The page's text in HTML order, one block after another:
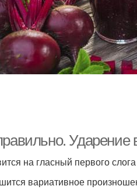
на глас­ный пер­во­го
вари­а­тив­ное